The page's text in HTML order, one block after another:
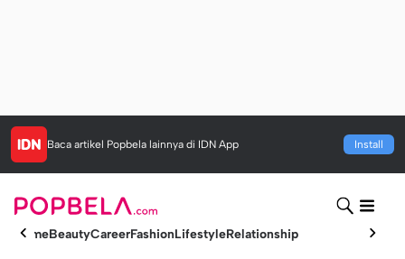
Baca artikel Popbela lainnya di IDN App Install
HomeBeautyCareerFashionLifestyleRelationship